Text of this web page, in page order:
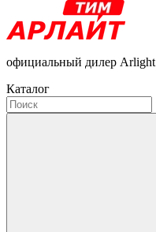
официальный дилер Arlight
Каталог